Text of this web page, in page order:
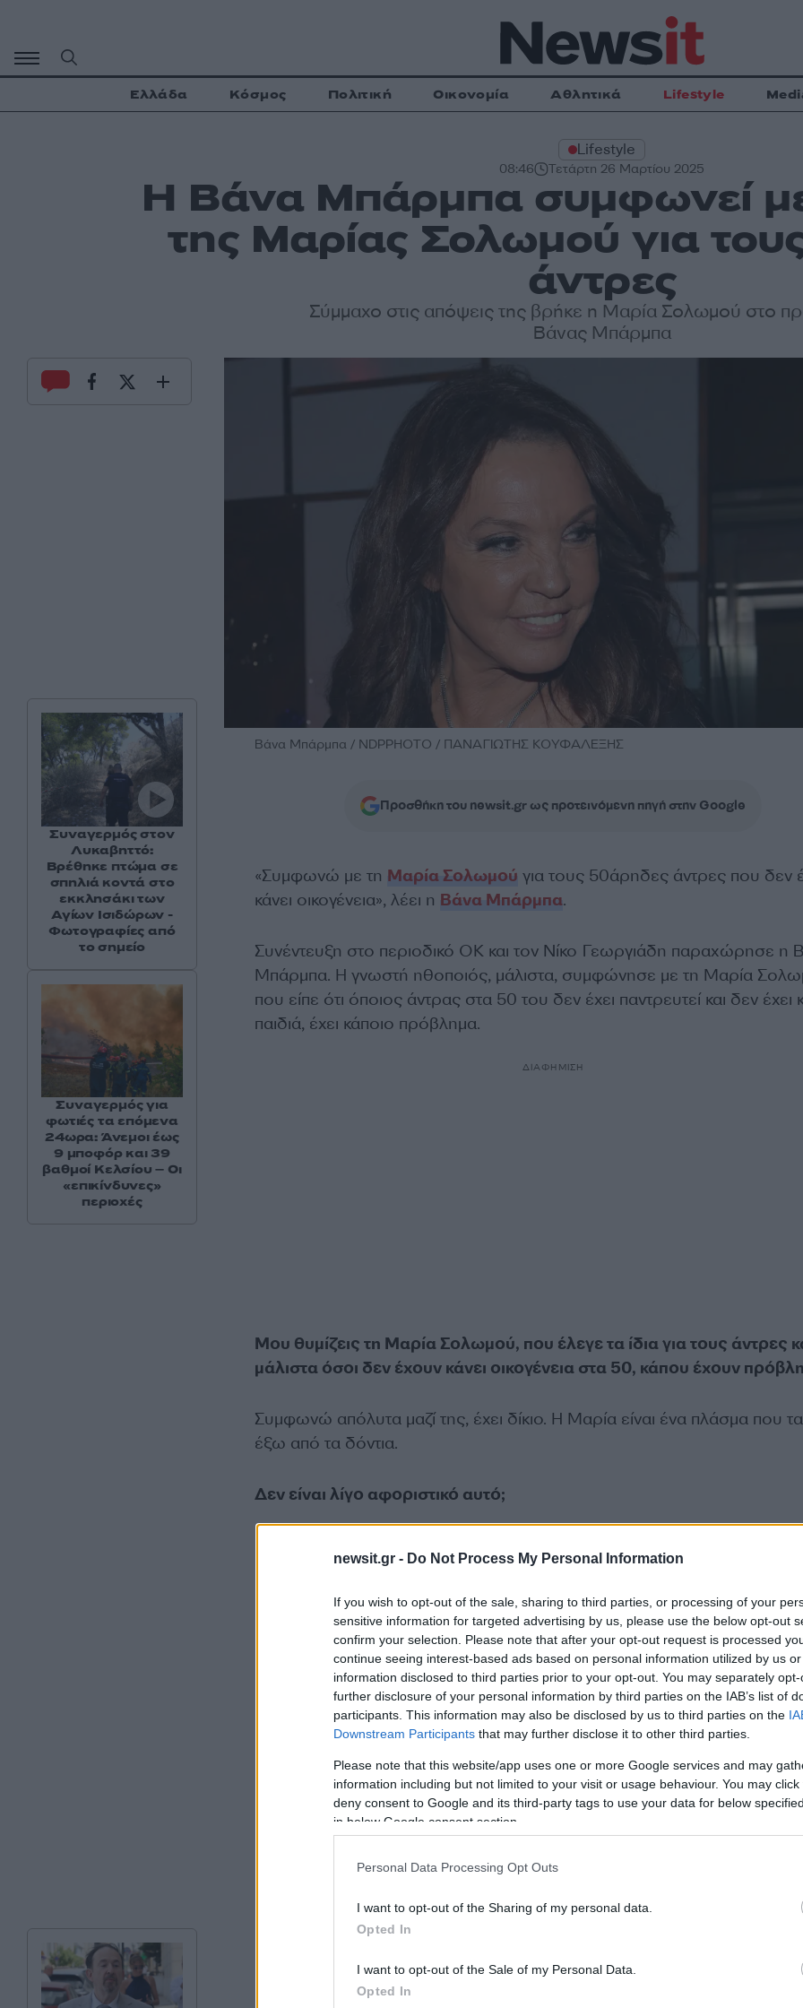
newsit.gr - Do Not Process My Personal Information
If you wish to opt-out of the sale, sharing to third parties, or processing of your
sensitive information for targeted advertising by us, please use the below opt-out
confirm your selection. Please note that after your opt-out request is processed
continue seeing interest-based ads based on personal information utilized by us
information disclosed to third parties prior to your opt-out. You may separately
further disclosure of your personal information by third parties on the IAB’s list of
participants. This information may also be disclosed by us to third parties on the
Downstream Participants that may further disclose it to other third parties.
Please note that this website/app uses one or more Google services and may
information including but not limited to your visit or usage behaviour. You may
deny consent to Google and its third-party tags to use your data for below
in below Google consent section.
Personal Data Processing Opt Outs
I want to opt-out of the Sharing of my personal data.
Opted In
I want to opt-out of the Sale of my Personal Data.
Opted In
περιεχόμενο
Ελλάδα Κόσμος Πολιτική Οικονομία Αθλητικά Lifestyle
Lifestyle
08:46 Τετάρτη 26 Μαρτίου 2025
Η Βάνα Μπάρμπα συμφωνεί
της Μαρίας Σολωμού για
άντρες
Σύμμαχο στις απόψεις της βρήκε η Μαρία Σολωμού στο
Βάνας Μπάρμπα
Βάνα Μπάρμπα / NDPPHOTO / ΠΑΝΑΓΙΩΤΗΣ ΚΟΥΦΑΛΕΞΗΣ
Προσθήκη του newsit.gr ως προτεινόμενη πηγή στην Google
«Συμφωνώ με τη Μαρία Σολωμού για τους 50άρηδες άντρες που δεν
κάνει οικογένεια», λέει η Βάνα Μπάρμπα.
Συνέντευξη στο περιοδικό ΟΚ και τον Νίκο Γεωργιάδη παραχώρησε η
Μπάρμπα. Η γνωστή ηθοποιός, μάλιστα, συμφώνησε με τη Μαρία
που είπε ότι όποιος άντρας στα 50 του δεν έχει παντρευτεί και δεν έχει
παιδιά, έχει κάποιο πρόβλημα.
ΔΙΑΦΗΜΙΣΗ
Μου θυμίζεις τη Μαρία Σολωμού, που έλεγε τα ίδια για τους άντρες
μάλιστα όσοι δεν έχουν κάνει οικογένεια στα 50, κάπου έχουν
Συμφωνώ απόλυτα μαζί της, έχει δίκιο. Η Μαρία είναι ένα πλάσμα που τα
έξω από τα δόντια.
Δεν είναι λίγο αφοριστικό αυτό;
Συναγερμός στον
Λυκαβηττό:
Βρέθηκε πτώμα σε
σπηλιά κοντά στο
εκκλησάκι των
Αγίων Ισιδώρων -
Φωτογραφίες από
το σημείο
Συναγερμός για
φωτιές τα επόμενα
24ωρα: Άνεμοι έως
9 μποφόρ και 39
βαθμοί Κελσίου – Οι
«επικίνδυνες»
περιοχές